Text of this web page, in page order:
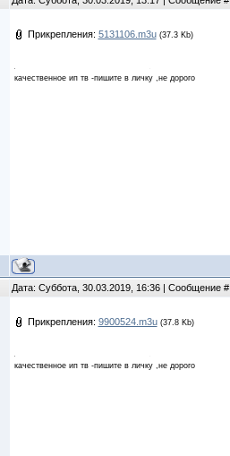
Прикрепления: 5131106.m3u (37.3 Kb)
качественное ип тв -пишите в личку ,не дорого
Дата: Суббота, 30.03.2019, 16:36 | Сообщение #
Прикрепления: 9900524.m3u (37.8 Kb)
качественное ип тв -пишите в личку ,не дорого